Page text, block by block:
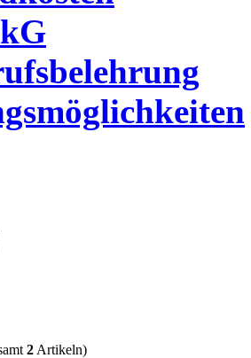
2 Artikeln)